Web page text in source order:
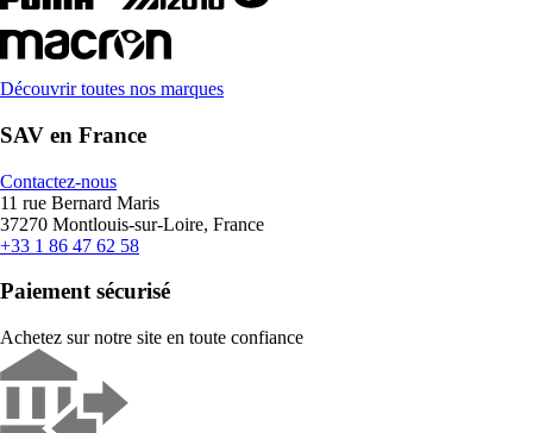
Découvrir toutes nos marques
SAV en France
Contactez-nous
11 rue Bernard Maris
37270 Montlouis-sur-Loire, France
+33 1 86 47 62 58
Paiement sécurisé
Achetez sur notre site en toute confiance